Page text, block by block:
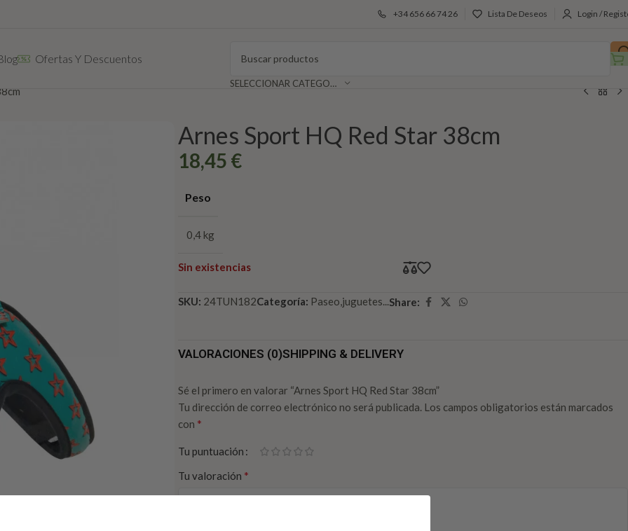
+34 656 66 74 26 Lista De Deseos Login /
Ofertas Y Descuentos
SELECCIONAR CATEGORÍA
Arnes Sport HQ Red Star 38cm
18,45 €
Peso
0,4 kg
Sin existencias
SKU: 24TUN182Categoría: Paseo,juguetes... Share:
VALORACIONES (0)SHIPPING & DELIVERY
Sé el primero en valorar “Arnes Sport HQ Red Star 38cm”
Tu dirección de correo electrónico no será publicada. Los campos obligatorios están marcados
con *
Tu puntuación
Tu valoración *